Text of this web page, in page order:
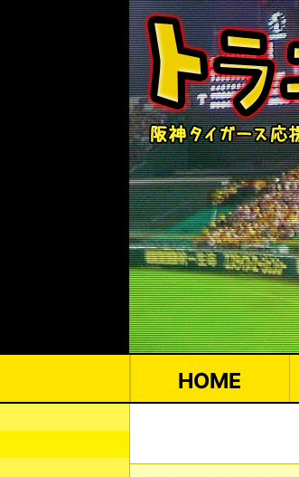
HOME